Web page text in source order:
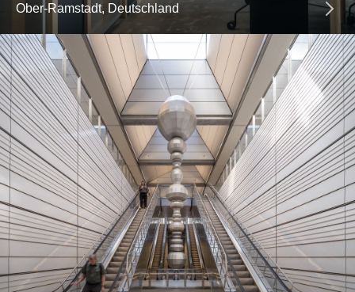
Ober-Ramstadt, Deutschland